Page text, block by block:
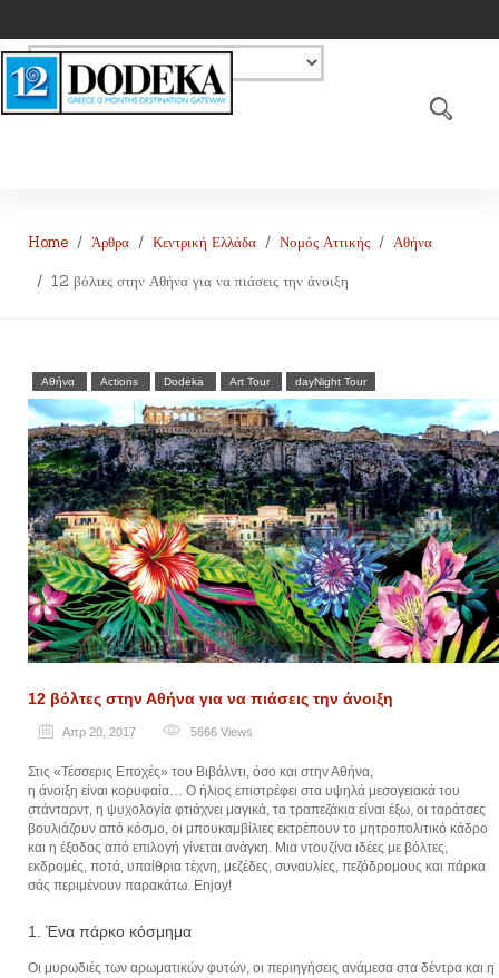
Home Άρθρα Κεντρική Ελλάδα Νομός Αττικής Αθήνα
12 βόλτες στην Αθήνα για να πιάσεις την άνοιξη
Αθήνα Actions Dodeka Art Tour dayNight Tour
12 βόλτες στην Αθήνα για να πιάσεις την άνοιξη
Απρ 20, 2017 5666 Views
Στις «Τέσσερις Εποχές» του Βιβάλντι, όσο και στην Αθήνα,
η άνοιξη είναι κορυφαία… Ο ήλιος επιστρέφει στα υψηλά μεσογειακά του
στάνταρντ, η ψυχολογία φτιάχνει μαγικά, τα τραπεζάκια είναι έξω, οι ταράτσες
βουλιάζουν από κόσμο, οι μπουκαμβίλιες εκτρέπουν το μητροπολιτικό κάδρο
και η έξοδος από επιλογή γίνεται ανάγκη. Μια ντουζίνα ιδέες με βόλτες,
εκδρομές, ποτά, υπαίθρια τέχνη, μεζέδες, συναυλίες, πεζόδρομους και πάρκα
σάς περιμένουν παρακάτω. Enjoy!
1. Ένα πάρκο κόσμημα
Οι μυρωδιές των αρωματικών φυτών, οι περιηγήσεις ανάμεσα στα δέντρα και η